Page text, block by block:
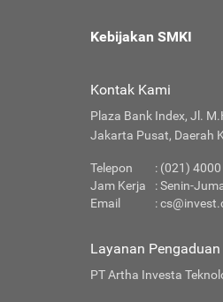
Kebijakan SMKI
Kontak Kami
Plaza Bank Index, Jl.
Jakarta Pusat, Daerah
Telepon
: (021)
Jam Kerja
: Senin-
Email
:
Layanan
PT Artha Investa